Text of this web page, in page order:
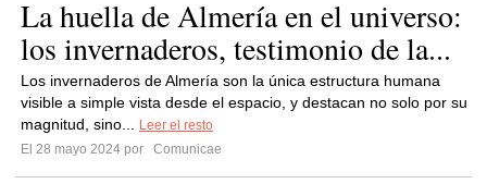
La huella de Almería en el universo:
los invernaderos, testimonio de la...
Los invernaderos de Almería son la única estructura humana
visible a simple vista desde el espacio, y destacan no solo por su
magnitud, sino...
Leer el resto
El 28 mayo 2024 por
Comunicae